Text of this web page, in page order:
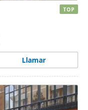
Llamar
TOP